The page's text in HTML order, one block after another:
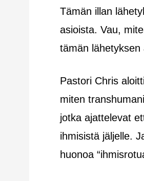
Tämän illan
asioista. Vau,
tämän lähetyksen
Pastori Chris
miten
jotka ajattelevat
ihmisistä jäljelle.
huonoa